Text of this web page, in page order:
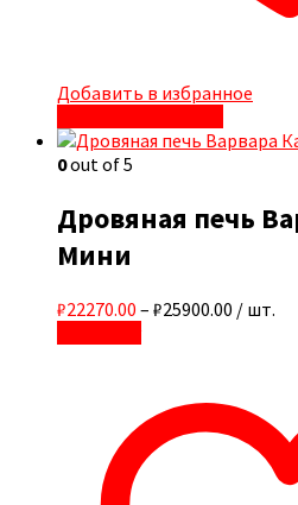
Добавить в избранное
0out of 5
Дровяная печь
Мини
₽22270.00 – ₽25900.00 / шт.